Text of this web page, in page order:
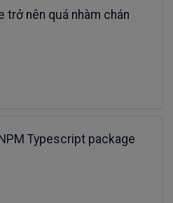
trở nên quá nhàm chán
Typescript package